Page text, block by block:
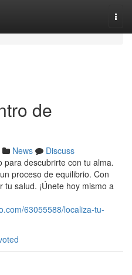
de
News
Discuss
para descubrirte con tu alma.
proceso de equilibrio. Con
salud. ¡Únete hoy mismo a
63055588/localiza-tu-